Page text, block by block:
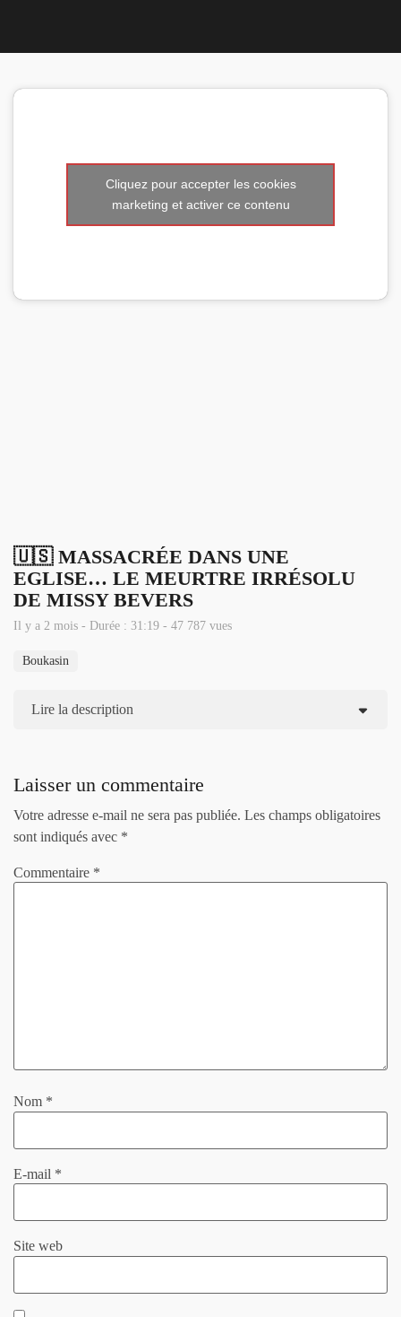
Cliquez pour accepter les cookies
marketing et activer ce contenu
🇺🇸 MASSACRÉE DANS UNE
EGLISE… LE MEURTRE IRRÉSOLU
DE MISSY BEVERS
Il y a 2 mois - Durée : 31:19 - 47 787 vues
Boukasin
Lire la description
Laisser un commentaire
Votre adresse e-mail ne sera pas publiée. Les champs obligatoires
sont indiqués avec *
Commentaire *
Nom *
E-mail *
Site web